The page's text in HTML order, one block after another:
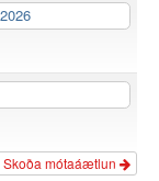
Skoða mótaáætlun